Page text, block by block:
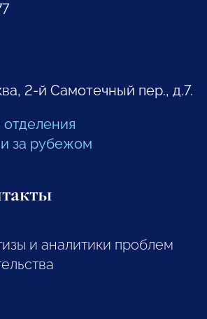
2-й Самотечный пер., д.7.
за рубежом
и аналитики проблем